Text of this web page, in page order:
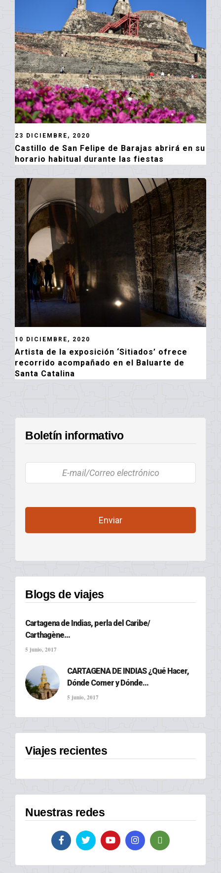
23 DICIEMBRE, 2020
Castillo de San Felipe de Barajas abrirá en su
horario habitual durante las fiestas
10 DICIEMBRE, 2020
Artista de la exposición ‘Sitiados’ ofrece
recorrido acompañado en el Baluarte de
Santa Catalina
Boletín informativo
Blogs de viajes
Cartagena de Indias, perla del Caribe/
Carthagène...
5 junio, 2017
CARTAGENA DE INDIAS ¿Qué Hacer,
Dónde Comer y Dónde...
5 junio, 2017
Viajes recientes
Nuestras redes